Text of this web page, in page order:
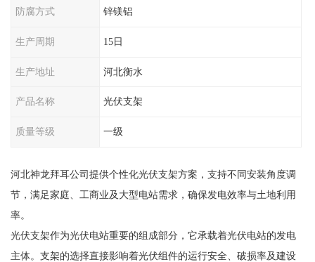
防腐方式 锌镁铝
生产周期 15日
生产地址 河北衡水
产品名称 光伏支架
质量等级 一级
河北神龙拜耳公司提供个性化光伏支架方案，支持不同安装角度调
节，满足家庭、工商业及大型电站需求，确保发电效率与土地利用
率。
光伏支架作为光伏电站重要的组成部分，它承载着光伏电站的发电
主体。支架的选择直接影响着光伏组件的运行安全、破损率及建设